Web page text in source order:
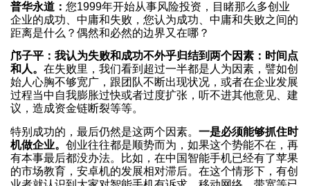
普华永道： 您1999年开始从事风险投资，目睹那么多创业
企业的成功、中庸和失败，您认为成功、中庸和失败之间的
距离是什么？偶然和必然的边界又在哪？
邝子平：我认为失败和成功不外乎归结到两个因素：时间点
和人。 在失败里，我们看到超过一半都是人为因素，譬如创
始人心胸不够宽广，跟团队不断出现状况，或者在企业发展
过程当中自我膨胀过快或者过度扩张，听不进其他意见、建
议，造成资金链断裂等等。
特别成功的，最后仍然是这两个因素。 一是必须能够抓住时
机做企业。 创业往往都是顺势而为，如果这个势能不在，再
有本事最后都没办法。比如，在中国智能手机已经有了苹果
的市场教育，安卓机的发展相对滞后。在这个情形下，有创